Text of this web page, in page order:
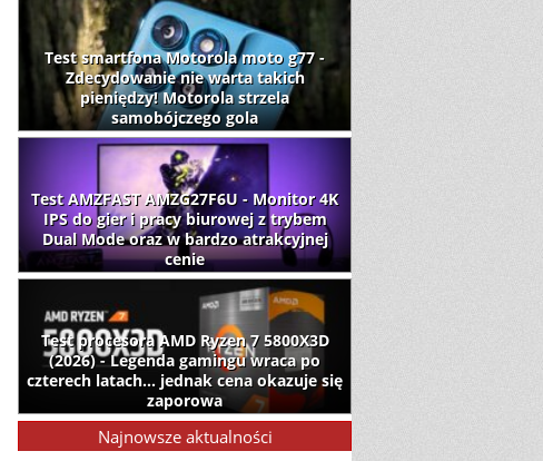
Test smartfona Motorola moto g77 -
Zdecydowanie nie warta takich
pieniędzy! Motorola strzela
samobójczego gola
Test AMZFAST AMZG27F6U - Monitor 4K
IPS do gier i pracy biurowej z trybem
Dual Mode oraz w bardzo atrakcyjnej
cenie
Test procesora AMD Ryzen 7 5800X3D
(2026) - Legenda gamingu wraca po
czterech latach... jednak cena okazuje się
zaporowa
Najnowsze aktualności